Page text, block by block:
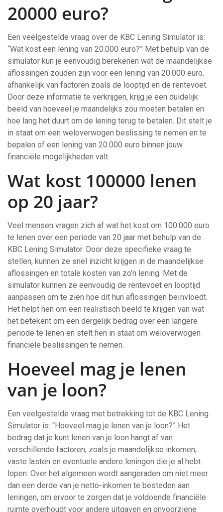
20000 euro?
Een veelgestelde vraag over de KBC Lening Simulator is:
“Wat kost een lening van 20.000 euro?” Met behulp van de
simulator kun je eenvoudig berekenen wat de maandelijkse
aflossingen zouden zijn voor een lening van 20.000 euro,
afhankelijk van factoren zoals de looptijd en de rentevoet.
Door deze informatie te verkrijgen, krijg je een duidelijk
beeld van hoeveel je maandelijks zou moeten betalen en
hoe lang het duurt om de lening terug te betalen. Dit stelt je
in staat om een weloverwogen beslissing te nemen en te
bepalen of een lening van 20.000 euro binnen jouw
financiële mogelijkheden valt.
Wat kost 100000 lenen
op 20 jaar?
Veel mensen vragen zich af wat het kost om 100.000 euro
te lenen over een periode van 20 jaar met behulp van de
KBC Lening Simulator. Door deze specifieke vraag te
stellen, kunnen ze snel inzicht krijgen in de maandelijkse
aflossingen en totale kosten van zo’n lening. Met de
simulator kunnen ze eenvoudig de rentevoet en looptijd
aanpassen om te zien hoe dit hun aflossingen beïnvloedt.
Het helpt hen om een realistisch beeld te krijgen van wat
het betekent om een dergelijk bedrag over een langere
periode te lenen en stelt hen in staat om weloverwogen
financiële beslissingen te nemen.
Hoeveel mag je lenen
van je loon?
Een veelgestelde vraag met betrekking tot de KBC Lening
Simulator is: “Hoeveel mag je lenen van je loon?” Het
bedrag dat je kunt lenen van je loon hangt af van
verschillende factoren, zoals je maandelijkse inkomen,
vaste lasten en eventuele andere leningen die je al hebt
lopen. Over het algemeen wordt aangeraden om niet meer
dan een derde van je netto-inkomen te besteden aan
leningen, om ervoor te zorgen dat je voldoende financiële
ruimte overhoudt voor andere uitgaven en onvoorziene